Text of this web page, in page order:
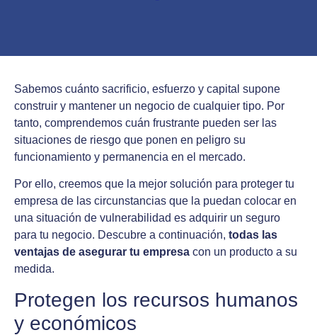
Sabemos cuánto sacrificio, esfuerzo y capital supone
construir y mantener un negocio de cualquier tipo. Por
tanto, comprendemos cuán frustrante pueden ser las
situaciones de riesgo que ponen en peligro su
funcionamiento y permanencia en el mercado.
Por ello, creemos que la mejor solución para proteger tu
empresa de las circunstancias que la puedan colocar en
una situación de vulnerabilidad es adquirir un seguro
para tu negocio. Descubre a continuación, todas las
ventajas de asegurar tu empresa con un producto a su
medida.
Protegen los recursos humanos
y económicos